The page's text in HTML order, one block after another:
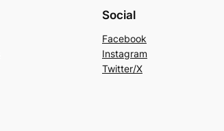
Social
Facebook
Instagram
Twitter/X